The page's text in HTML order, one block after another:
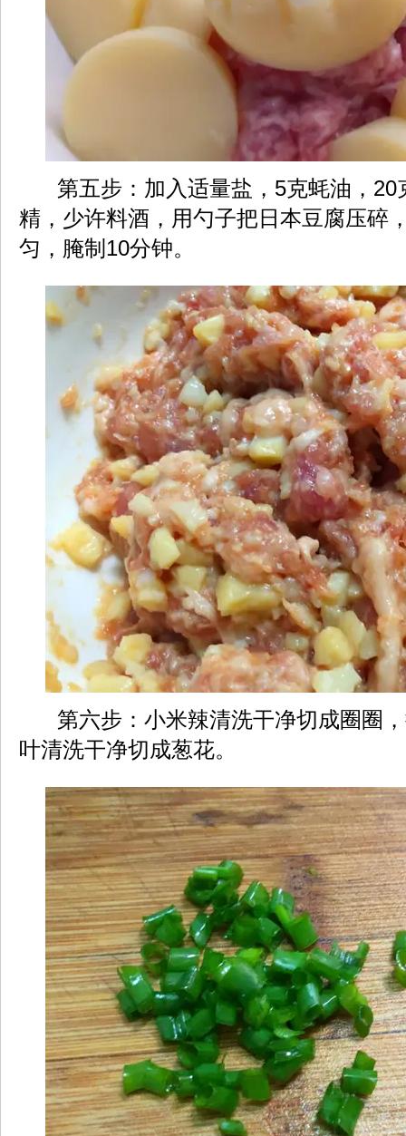
第五步：加入适量盐，5克蚝油，20
精，少许料酒，用勺子把日本豆腐压碎
匀，腌制10分钟。
第六步：小米辣清洗干净切成圈圈
叶清洗干净切成葱花。